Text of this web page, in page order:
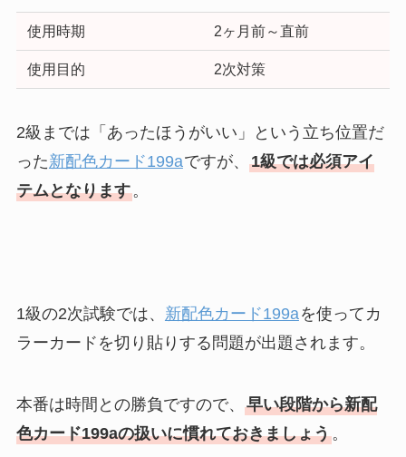
使用時期 2ヶ月前～直前
使用目的 2次対策
2級までは「あったほうがいい」という立ち位置だ
った新配色カード199aですが、 1級では必須アイ
テムとなります。
1級の2次試験では、 新配色カード199aを使ってカ
ラーカードを切り貼りする問題が出題されます。
本番は時間との勝負ですので、 早い段階から新配
色カード199aの扱いに慣れておきましょう。